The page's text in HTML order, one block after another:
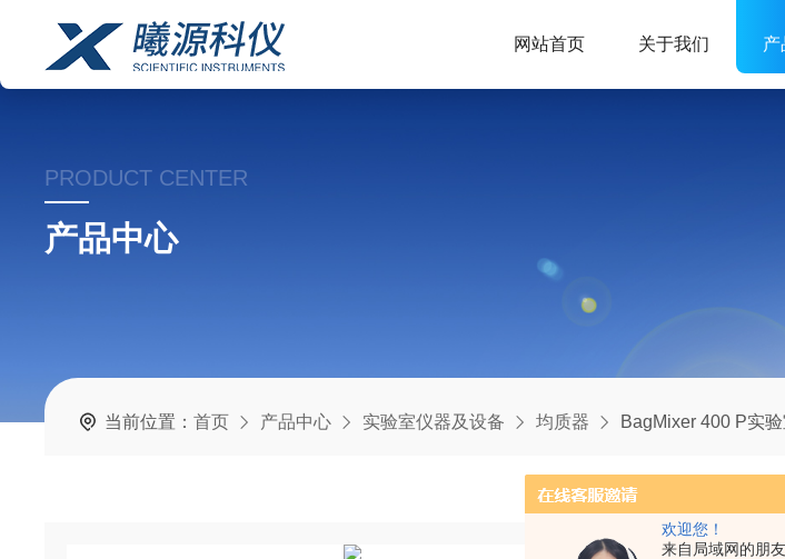
欢迎您！
来自局域网的朋
网站首页 关于我们 产
PRODUCT CENTER
产品中心
当前位置：首页 产品中心 实验室仪器及设备 均质器 BagMixer 400 P实